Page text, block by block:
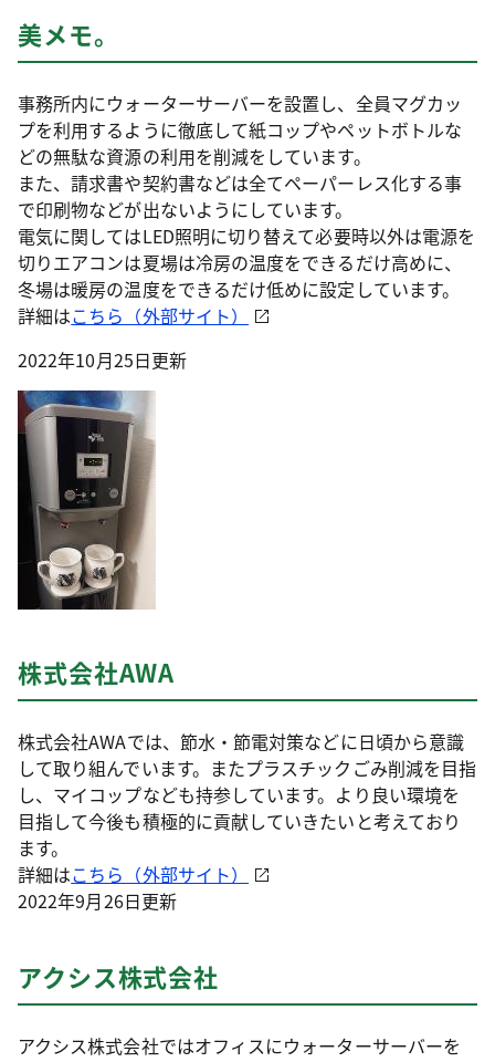
美メモ。
事務所内にウォーターサーバーを設置し、全員マグカッ
プを利用するように徹底して紙コップやペットボトルな
どの無駄な資源の利用を削減をしています。
また、請求書や契約書などは全てペーパーレス化する事
で印刷物などが出ないようにしています。
電気に関してはLED照明に切り替えて必要時以外は電源を
切りエアコンは夏場は冷房の温度をできるだけ高めに、
冬場は暖房の温度をできるだけ低めに設定しています。
詳細はこちら（外部サイト）
2022年10月25日更新
株式会社AWA
株式会社AWAでは、節水・節電対策などに日頃から意識
して取り組んでいます。またプラスチックごみ削減を目指
し、マイコップなども持参しています。より良い環境を
目指して今後も積極的に貢献していきたいと考えており
ます。
詳細はこちら（外部サイト）
2022年9月26日更新
アクシス株式会社
アクシス株式会社ではオフィスにウォーターサーバーを